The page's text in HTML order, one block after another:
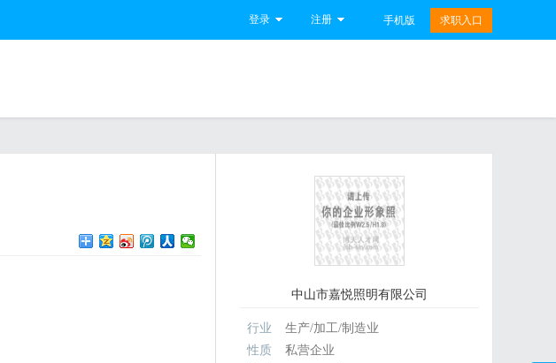
手机版 求职入口
注册
登录
中山市嘉悦照明有限公司
行业
生产/加工/制造业
性质
私营企业